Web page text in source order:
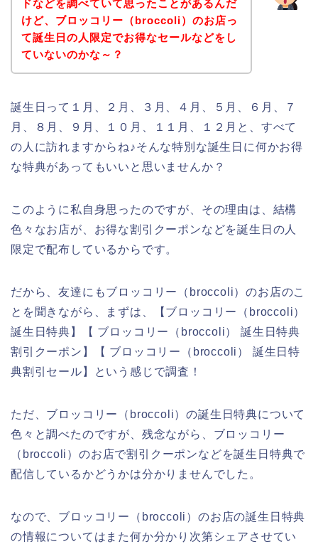
ドなどを調べていて思ったことがあるんだ
けど、ブロッコリー（broccoli）のお店っ
て誕生日の人限定でお得なセールなどをし
ていないのかな～？
誕生日って１月、２月、３月、４月、５月、６月、７
月、８月、９月、１０月、１１月、１２月と、すべて
の人に訪れますからね♪そんな特別な誕生日に何かお得
な特典があってもいいと思いませんか？
このように私自身思ったのですが、その理由は、結構
色々なお店が、お得な割引クーポンなどを誕生日の人
限定で配布しているからです。
だから、友達にもブロッコリー（broccoli）のお店のこ
とを聞きながら、まずは、【ブロッコリー（broccoli）
誕生日特典】【 ブロッコリー（broccoli） 誕生日特典
割引クーポン】【 ブロッコリー（broccoli） 誕生日特
典割引セール】という感じで調査！
ただ、ブロッコリー（broccoli）の誕生日特典について
色々と調べたのですが、残念ながら、ブロッコリー
（broccoli）のお店で割引クーポンなどを誕生日特典で
配信しているかどうかは分かりませんでした。
なので、ブロッコリー（broccoli）のお店の誕生日特典
の情報についてはまた何か分かり次第シェアさせてい